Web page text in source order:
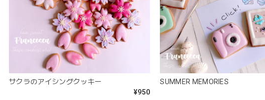
サクラのアイシングクッキー
¥950
SUMMER MEMORIES